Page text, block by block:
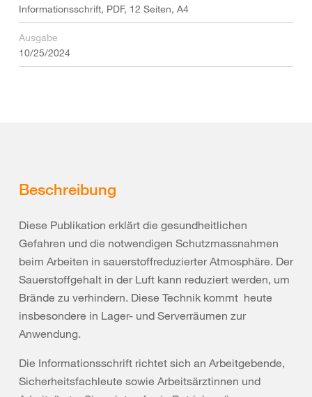
Informationsschrift, PDF, 12 Seiten, A4
Ausgabe
10/25/2024
Beschreibung
Diese Publikation erklärt die gesundheitlichen
Gefahren und die notwendigen Schutzmassnahmen
beim Arbeiten in sauerstoffreduzierter Atmosphäre. Der
Sauerstoffgehalt in der Luft kann reduziert werden, um
Brände zu verhindern. Diese Technik kommt heute
insbesondere in Lager- und Serverräumen zur
Anwendung.
Die Informationsschrift richtet sich an Arbeitgebende,
Sicherheitsfachleute sowie Arbeitsärztinnen und